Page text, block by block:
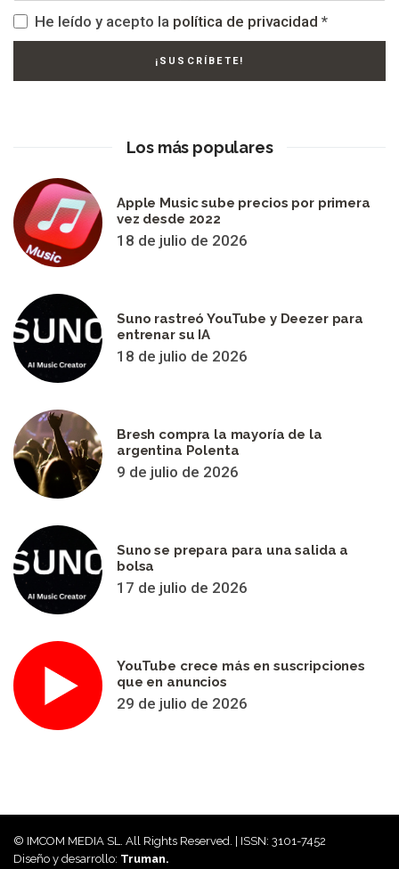
He leído y acepto la política de privacidad *
Los más populares
Apple Music sube precios por primera
vez desde 2022
18 de julio de 2026
Suno rastreó YouTube y Deezer para
entrenar su IA
18 de julio de 2026
Bresh compra la mayoría de la
argentina Polenta
9 de julio de 2026
Suno se prepara para una salida a
bolsa
17 de julio de 2026
YouTube crece más en suscripciones
que en anuncios
29 de julio de 2026
© IMCOM MEDIA SL. All Rights Reserved. | ISSN: 3101-7452
Diseño y desarrollo: Truman.